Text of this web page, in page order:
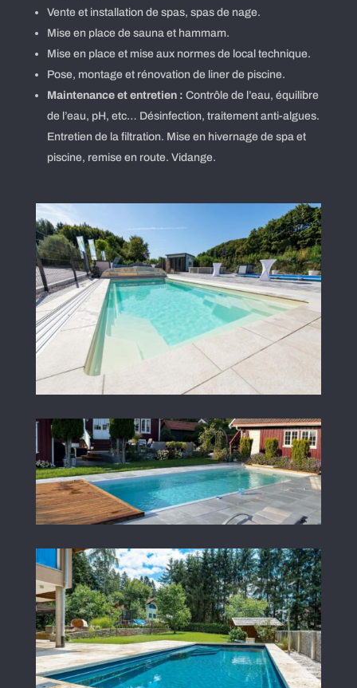
Vente et installation de spas, spas de nage.
Mise en place de sauna et hammam.
Mise en place et mise aux normes de local technique.
Pose, montage et rénovation de liner de piscine.
Maintenance et entretien : Contrôle de l’eau, équilibre
de l’eau, pH, etc… Désinfection, traitement anti-algues.
Entretien de la filtration. Mise en hivernage de spa et
piscine, remise en route. Vidange.